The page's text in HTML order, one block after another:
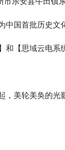
国首批历史文
【思域云电系
美轮美奂的光